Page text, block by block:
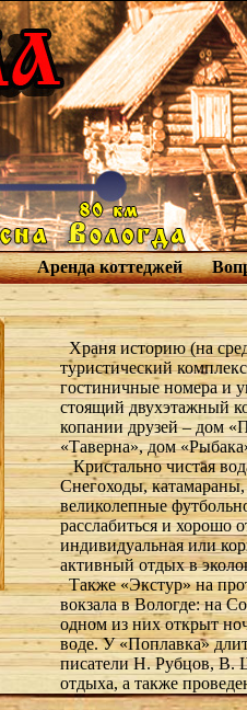
Аренда коттеджей
Храня историю (на
туристический
гостиничные номера и
стоящий двухэтажный
копании друзей – дом
«Таверна», дом
Кристально чистая
Снегоходы,
великолепные
расслабиться и хорошо
индивидуальная или
активный отдых в
Также «Экстур» на
вокзала в Вологде: на
одном из них открыт
воде. У «Поплавка»
писатели Н. Рубцов, В.
отдыха, а также